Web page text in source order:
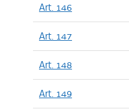
Art. 146
Art. 147
Art. 148
Art. 149